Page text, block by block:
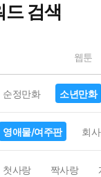
검색
웹툰
순정만화 소년만화
영애물/여주판 회사
첫사랑 짝사랑